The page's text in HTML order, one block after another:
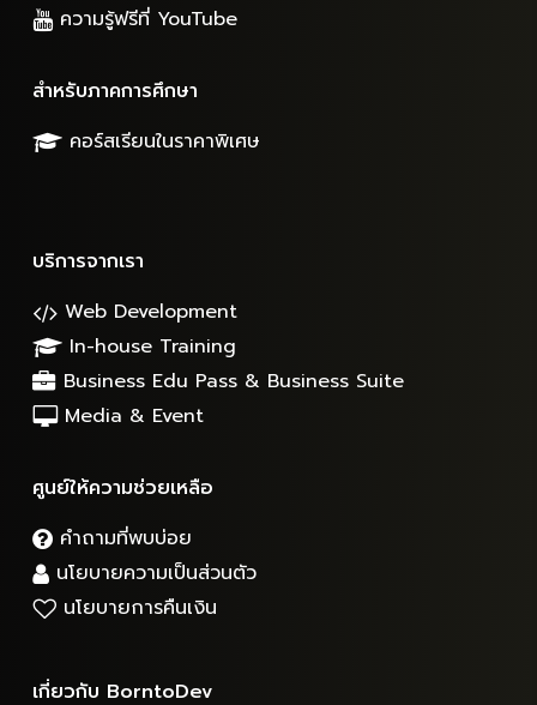
ความรู้ฟรีที่ YouTube
สำหรับภาคการศึกษา
คอร์สเรียนในราคาพิเศษ
บริการจากเรา
Web Development
In-house Training
Business Edu Pass & Business Suite
Media & Event
ศูนย์ให้ความช่วยเหลือ
คำถามที่พบบ่อย
นโยบายความเป็นส่วนตัว
นโยบายการคืนเงิน
เกี่ยวกับ BorntoDev